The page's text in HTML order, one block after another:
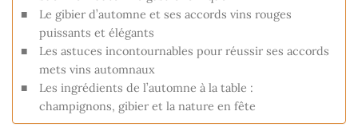
Le gibier d’automne et ses accords vins rouges
puissants et élégants
Les astuces incontournables pour réussir ses accords
mets vins automnaux
Les ingrédients de l’automne à la table :
champignons, gibier et la nature en fête